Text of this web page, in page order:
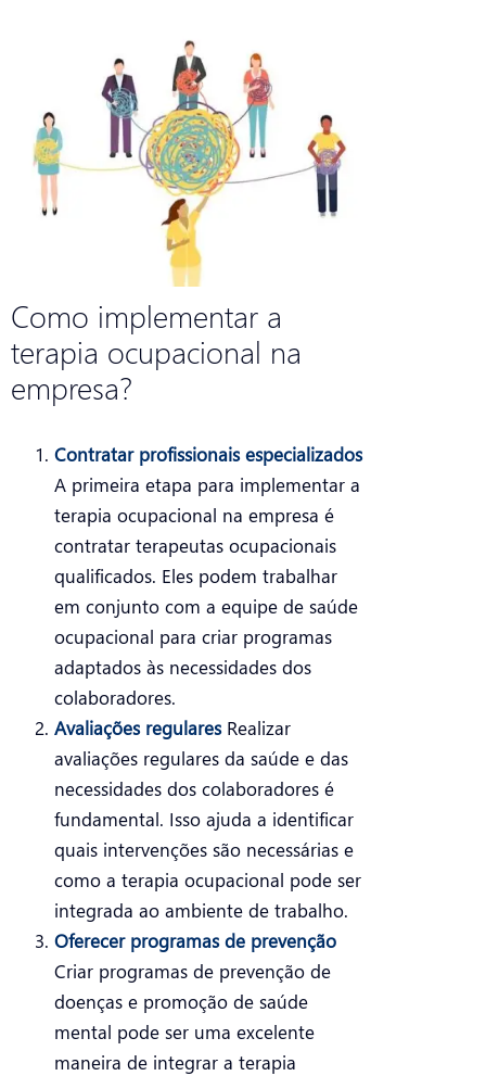
Como implementar a
terapia ocupacional na
empresa?
Contratar profissionais especializados
A primeira etapa para implementar a
terapia ocupacional na empresa é
contratar terapeutas ocupacionais
qualificados. Eles podem trabalhar
em conjunto com a equipe de saúde
ocupacional para criar programas
adaptados às necessidades dos
colaboradores.
Avaliações regularesRealizar
avaliações regulares da saúde e das
necessidades dos colaboradores é
fundamental. Isso ajuda a identificar
quais intervenções são necessárias e
como a terapia ocupacional pode ser
integrada ao ambiente de trabalho.
Oferecer programas de prevenção
Criar programas de prevenção de
doenças e promoção de saúde
mental pode ser uma excelente
maneira de integrar a terapia